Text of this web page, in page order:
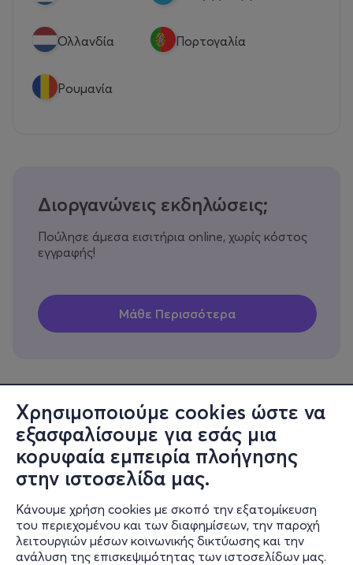
Χρησιμοποιούμε cookies ώστε να
εξασφαλίσουμε για εσάς μια
κορυφαία εμπειρία πλοήγησης
στην ιστοσελίδα μας.
Κάνουμε χρήση cookies με σκοπό την εξατομίκευση
του περιεχομένου και των διαφημίσεων, την παροχή
λειτουργιών μέσων κοινωνικής δικτύωσης και την
ανάλυση της επισκεψιμότητας των ιστοσελίδων μας.
Ολλανδία Πορτογαλία
Ρουμανία
Διοργανώνεις εκδηλώσεις;
Πούλησε άμεσα εισιτήρια online, χωρίς κόστος
εγγραφής!
Πληροφορίες
Υποστήριξη
Stay Connected